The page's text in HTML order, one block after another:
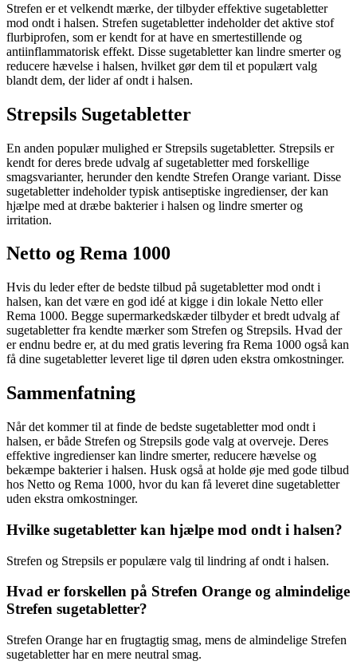
Strefen er et velkendt mærke, der tilbyder effektive sugetabletter
mod ondt i halsen. Strefen sugetabletter indeholder det aktive stof
flurbiprofen, som er kendt for at have en smertestillende og
antiinflammatorisk effekt. Disse sugetabletter kan lindre smerter og
reducere hævelse i halsen, hvilket gør dem til et populært valg
blandt dem, der lider af ondt i halsen.
Strepsils Sugetabletter
En anden populær mulighed er Strepsils sugetabletter. Strepsils er
kendt for deres brede udvalg af sugetabletter med forskellige
smagsvarianter, herunder den kendte Strefen Orange variant. Disse
sugetabletter indeholder typisk antiseptiske ingredienser, der kan
hjælpe med at dræbe bakterier i halsen og lindre smerter og
irritation.
Netto og Rema 1000
Hvis du leder efter de bedste tilbud på sugetabletter mod ondt i
halsen, kan det være en god idé at kigge i din lokale Netto eller
Rema 1000. Begge supermarkedskæder tilbyder et bredt udvalg af
sugetabletter fra kendte mærker som Strefen og Strepsils. Hvad der
er endnu bedre er, at du med gratis levering fra Rema 1000 også kan
få dine sugetabletter leveret lige til døren uden ekstra omkostninger.
Sammenfatning
Når det kommer til at finde de bedste sugetabletter mod ondt i
halsen, er både Strefen og Strepsils gode valg at overveje. Deres
effektive ingredienser kan lindre smerter, reducere hævelse og
bekæmpe bakterier i halsen. Husk også at holde øje med gode tilbud
hos Netto og Rema 1000, hvor du kan få leveret dine sugetabletter
uden ekstra omkostninger.
Hvilke sugetabletter kan hjælpe mod ondt i halsen?
Strefen og Strepsils er populære valg til lindring af ondt i halsen.
Hvad er forskellen på Strefen Orange og almindelige
Strefen sugetabletter?
Strefen Orange har en frugtagtig smag, mens de almindelige Strefen
sugetabletter har en mere neutral smag.